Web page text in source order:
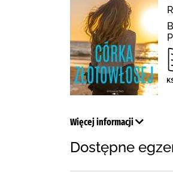
Więcej informacji
Dostępne